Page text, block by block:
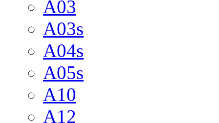
A03
A03s
A04s
A05s
A10
A12